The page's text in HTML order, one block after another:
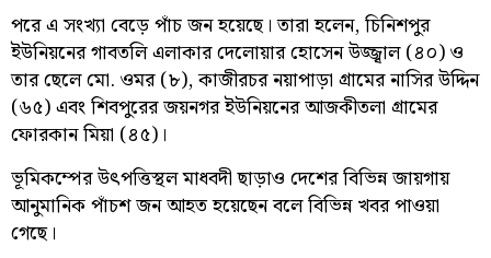
পরে এ সংখ্যা বেড়ে পাঁচ জন হয়েছে। তারা হলেন, চিনিশপুর
ইউনিয়নের গাবতলি এলাকার দেলোয়ার হোসেন উজ্জ্বাল (৪০) ও
তার ছেলে মো. ওমর (৮), কাজীরচর নয়াপাড়া গ্রামের নাসির উদ্দিন
(৬৫) এবং শিবপুরের জয়নগর ইউনিয়নের আজকীতলা গ্রামের
ফোরকান মিয়া (৪৫)।
ভূমিকম্পের উৎপত্তিস্থল মাধবদী ছাড়াও দেশের বিভিন্ন জায়গায়
আনুমানিক পাঁচশ জন আহত হয়েছেন বলে বিভিন্ন খবর পাওয়া
গেছে।